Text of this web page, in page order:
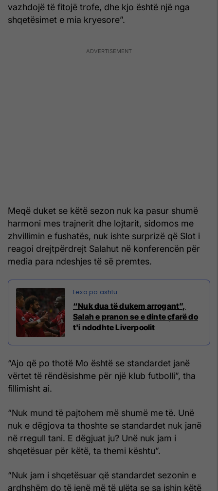
vazhdojë të fitojë trofe, dhe kjo është një nga
shqetësimet e mia kryesore”.
Meqë duket se këtë sezon nuk ka pasur shumë
harmoni mes trajnerit dhe lojtarit, sidomos me
zhvillimin e fushatës, nuk ishte surprizë që Slot i
reagoi drejtpërdrejt Salahut në konferencën për
media para ndeshjes të së premtes.
“Nuk dua të dukem arrogant”,
Salah e pranon se e dinte çfarë do
t'i ndodhte Liverpoolit
“Ajo që po thotë Mo është se standardet janë
vërtet të rëndësishme për një klub futbolli”, tha
fillimisht ai.
“Nuk mund të pajtohem më shumë me të. Unë
nuk e dëgjova ta thoshte se standardet nuk janë
në rregull tani. E dëgjuat ju? Unë nuk jam i
shqetësuar për këtë, ta themi kështu”.
“Nuk jam i shqetësuar që standardet sezonin e
ardhshëm do të jenë më të ulëta se sa ishin këtë